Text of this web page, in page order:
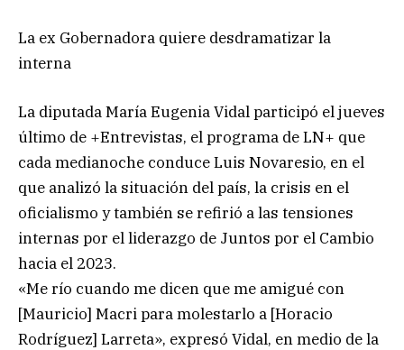
La ex Gobernadora quiere desdramatizar la
interna
La diputada María Eugenia Vidal participó el jueves
último de +Entrevistas, el programa de LN+ que
cada medianoche conduce Luis Novaresio, en el
que analizó la situación del país, la crisis en el
oficialismo y también se refirió a las tensiones
internas por el liderazgo de Juntos por el Cambio
hacia el 2023.
«Me río cuando me dicen que me amigué con
[Mauricio] Macri para molestarlo a [Horacio
Rodríguez] Larreta», expresó Vidal, en medio de la